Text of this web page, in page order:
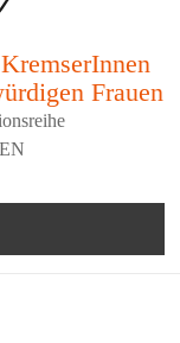
Frauen